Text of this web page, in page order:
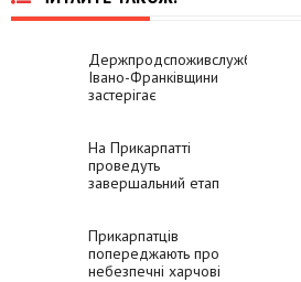
Держпродспоживслужба
Івано-Франківщини
застерігає
електричного
обладнання
На Прикарпатті
проведуть
завершальний етап
Прикарпатців
попереджають про
небезпечні харчові